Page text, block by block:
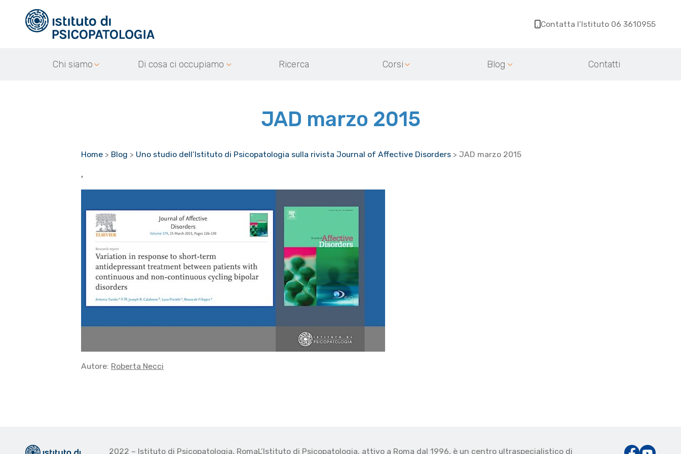
Contatta l’Istituto 06 3610955
Chi siamo Di cosa ci occupiamo Ricerca Corsi Blog Contatti
JAD marzo 2015
Home > Blog > Uno studio dell’Istituto di Psicopatologia sulla rivista Journal of Affective Disorders > JAD marzo 2015
,
Autore: Roberta Necci
2022 – Istituto di Psicopatologia, RomaL’Istituto di Psicopatologia, attivo a Roma dal 1996, è un centro ultraspecialistico di